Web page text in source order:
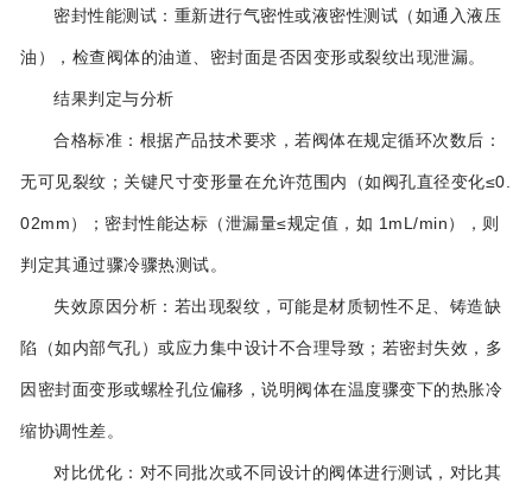
密封性能测试：重新进行气密性或液密性测试（如通入液压
油），检查阀体的油道、密封面是否因变形或裂纹出现泄漏。
结果判定与分析
合格标准：根据产品技术要求，若阀体在规定循环次数后：
无可见裂纹；关键尺寸变形量在允许范围内（如阀孔直径变化≤0.
02mm）；密封性能达标（泄漏量≤规定值，如 1mL/min），则
判定其通过骤冷骤热测试。
失效原因分析：若出现裂纹，可能是材质韧性不足、铸造缺
陷（如内部气孔）或应力集中设计不合理导致；若密封失效，多
因密封面变形或螺栓孔位偏移，说明阀体在温度骤变下的热胀冷
缩协调性差。
对比优化：对不同批次或不同设计的阀体进行测试，对比其